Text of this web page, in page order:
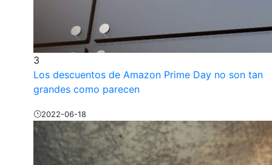
3
Los descuentos de Amazon Prime Day no son tan
grandes como parecen
2022-06-18